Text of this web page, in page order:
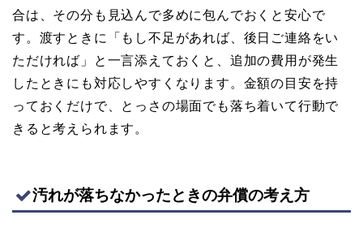
合は、その分も見込んで多めに包んでおくと安心で
す。渡すときに「もし不足があれば、後日ご連絡をい
ただければ」と一言添えておくと、追加の費用が発生
したときにも対応しやすくなります。金額の目安を持
っておくだけで、とっさの場面でも落ち着いて行動で
きると考えられます。
汚れが落ちなかったときの弁償の考え方